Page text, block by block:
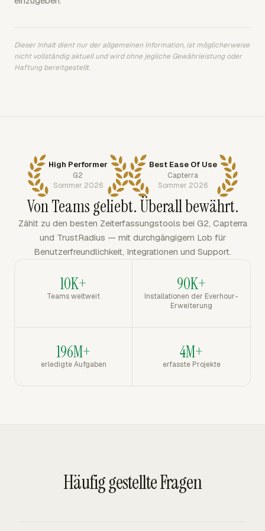
Dieser Inhalt dient nur der allgemeinen Information, ist möglicherweise
nicht vollständig aktuell und wird ohne jegliche Gewährleistung oder
Haftung bereitgestellt.
High Performer
G2
Sommer 2026
Best Ease Of Use
Capterra
Sommer 2026
Von Teams geliebt. Überall bewährt.
Zählt zu den besten Zeiterfassungstools bei G2, Capterra
und TrustRadius — mit durchgängigem Lob für
Benutzerfreundlichkeit, Integrationen und Support.
10K+
Teams weltweit
90K+
Installationen der Everhour-
Erweiterung
196M+
erledigte Aufgaben
4M+
erfasste Projekte
Häufig gestellte Fragen